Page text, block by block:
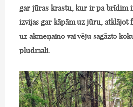
gar jūras krastu, kur ir pa brīdim
izvijas gar kāpām uz jūru, atklājot
uz akmeņaino vai vēju sagāzto
pludmali.